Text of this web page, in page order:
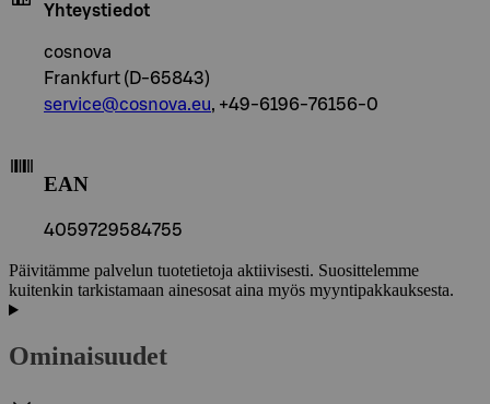
Yhteystiedot
cosnova
Frankfurt (D-65843)
service@cosnova.eu, +49-6196-76156-0
EAN
4059729584755
Päivitämme palvelun tuotetietoja aktiivisesti. Suosittelemme
kuitenkin tarkistamaan ainesosat aina myös myyntipakkauksesta.
Ominaisuudet